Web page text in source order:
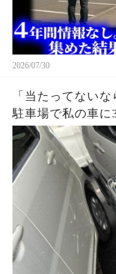
2026/07/30
「当たってない
駐車場で私の車に
員が防犯カメラ
まで映っていて…